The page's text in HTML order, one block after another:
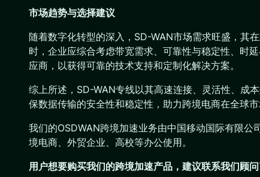
市场趋势与选择建议
随着数字化转型的深入，SD-WAN市场需求旺盛，其
时，企业应综合考虑带宽需求、可靠性与稳定性、时
应商，以获得可靠的技术支持和定制化解决方案。
综上所述，SD-WAN专线以其高速连接、灵活性、成
保数据传输的安全性和稳定性，助力跨境电商在全球市
我们的OSDWAN跨境加速业务由中国移动国际有限
境电商、外贸企业、高校等办公使用。
用户想要购买我们的跨境加速产品 ，建议联系我们顾